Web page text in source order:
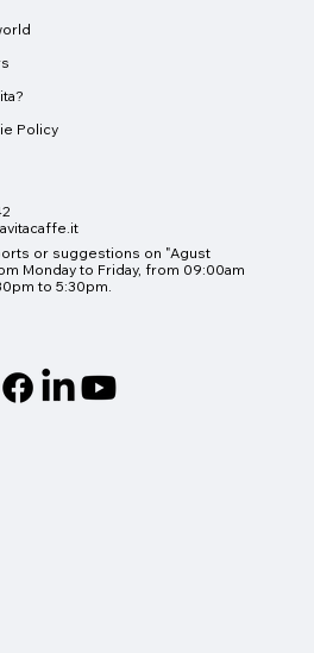
Policy
or suggestions on "Agust
Monday to Friday, from 09:00am
to 5:30pm.